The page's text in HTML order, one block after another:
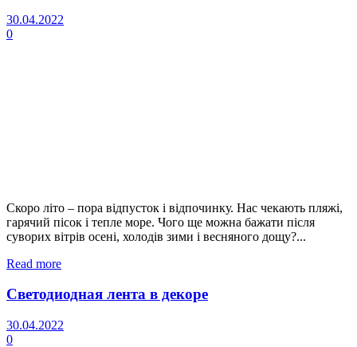
30.04.2022
0
Скоро літо – пора відпусток і відпочинку. Нас чекають пляжі,
гарячий пісок і тепле море. Чого ще можна бажати після
суворих вітрів осені, холодів зими і весняного дощу?...
Read more
Светодиодная лента в декоре
30.04.2022
0